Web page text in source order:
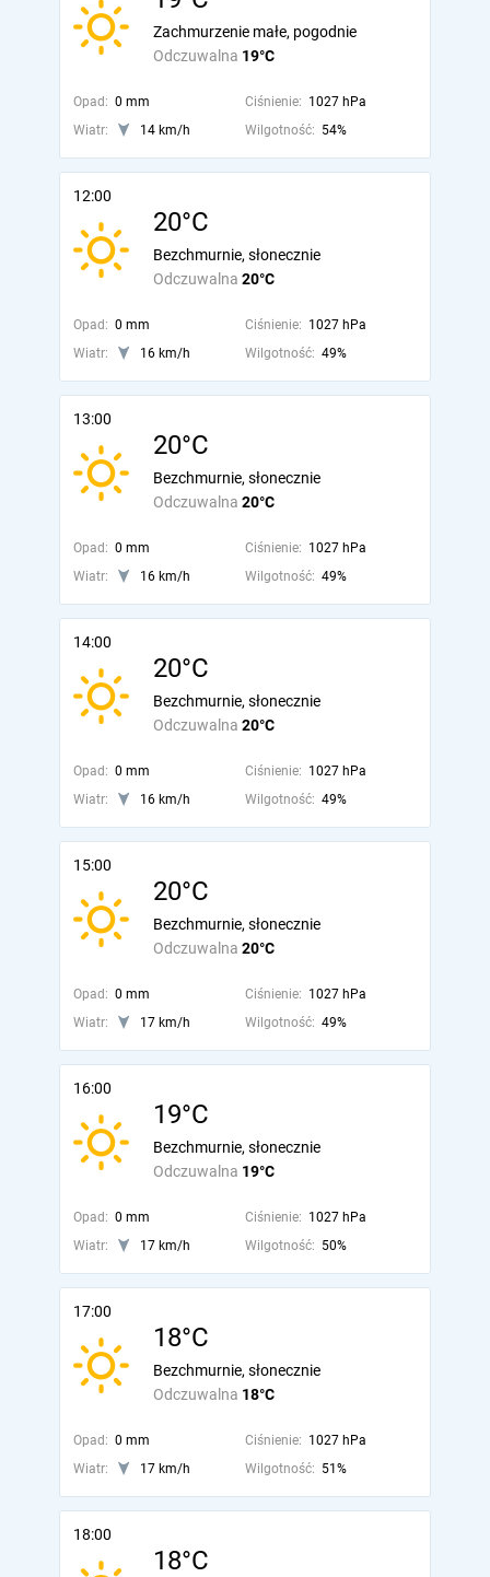
Odczuwalna 19°C
Zachmurzenie małe, pogodnie
Opad: 0 mm Ciśnienie: 1027 hPa
Wiatr:
14 km/h Wilgotność: 54%
12:00
20°C
Odczuwalna 20°C
Bezchmurnie, słonecznie
Opad: 0 mm Ciśnienie: 1027 hPa
Wiatr:
16 km/h Wilgotność: 49%
13:00
20°C
Odczuwalna 20°C
Bezchmurnie, słonecznie
Opad: 0 mm Ciśnienie: 1027 hPa
Wiatr:
16 km/h Wilgotność: 49%
14:00
20°C
Odczuwalna 20°C
Bezchmurnie, słonecznie
Opad: 0 mm Ciśnienie: 1027 hPa
Wiatr:
16 km/h Wilgotność: 49%
15:00
20°C
Odczuwalna 20°C
Bezchmurnie, słonecznie
Opad: 0 mm Ciśnienie: 1027 hPa
Wiatr:
17 km/h Wilgotność: 49%
16:00
19°C
Odczuwalna 19°C
Bezchmurnie, słonecznie
Opad: 0 mm Ciśnienie: 1027 hPa
Wiatr:
17 km/h Wilgotność: 50%
17:00
18°C
Odczuwalna 18°C
Bezchmurnie, słonecznie
Opad: 0 mm Ciśnienie: 1027 hPa
Wiatr:
17 km/h Wilgotność: 51%
18:00
18°C